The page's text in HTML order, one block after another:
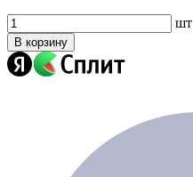
шт
В корзину